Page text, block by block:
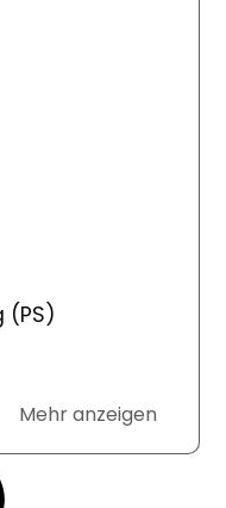
(PS)
Mehr anzeigen